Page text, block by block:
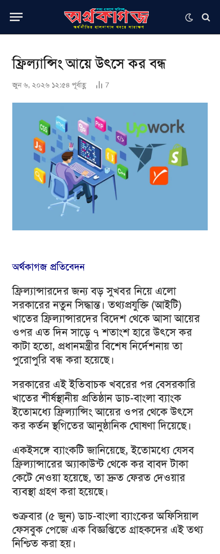
ফ্রিল্যান্সিং আয়ে উৎসে কর বন্ধ
জুন ৬, ২০২৬ ১২:৫৪ পূর্বাহ্ণ 7
অর্থকাগজ প্রতিবেদন
ফ্রিল্যান্সারদের জন্য বড় সুখবর নিয়ে এলো
সরকারের নতুন সিদ্ধান্ত। তথ্যপ্রযুক্তি (আইটি)
খাতের ফ্রিল্যান্সারদের বিদেশ থেকে আসা আয়ের
ওপর এত দিন সাড়ে ৭ শতাংশ হারে উৎসে কর
কাটা হতো, প্রধানমন্ত্রীর বিশেষ নির্দেশনায় তা
পুরোপুরি বন্ধ করা হয়েছে।
সরকারের এই ইতিবাচক খবরের পর বেসরকারি
খাতের শীর্ষস্থানীয় প্রতিষ্ঠান ডাচ-বাংলা ব্যাংক
ইতোমধ্যে ফ্রিল্যান্সিং আয়ের ওপর থেকে উৎসে
কর কর্তন স্থগিতের আনুষ্ঠানিক ঘোষণা দিয়েছে।
একইসঙ্গে ব্যাংকটি জানিয়েছে, ইতোমধ্যে যেসব
ফ্রিল্যান্সারের অ্যাকাউন্ট থেকে কর বাবদ টাকা
কেটে নেওয়া হয়েছে, তা দ্রুত ফেরত দেওয়ার
ব্যবস্থা গ্রহণ করা হয়েছে।
শুক্রবার (৫ জুন) ডাচ-বাংলা ব্যাংকের অফিসিয়াল
ফেসবুক পেজে এক বিজ্ঞপ্তিতে গ্রাহকদের এই তথ্য
নিশ্চিত করা হয়।